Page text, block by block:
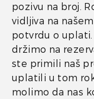
pozivu na broj.
vidljiva na
potvrdu o
držimo na
ste primili naš
uplatili u tom
molimo da nas